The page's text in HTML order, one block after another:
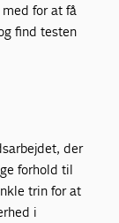
for at få
find testen
der
forhold til
trin for at
i